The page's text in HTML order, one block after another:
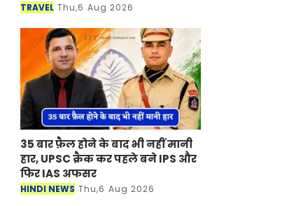
TRAVEL Thu,6 Aug 2026
35 बार फ़ैल होने के बाद भी नहीं मानी
हार, UPSC क्रैक कर पहले बने IPS और
फिर IAS अफसर
HINDI NEWS Thu,6 Aug 2026